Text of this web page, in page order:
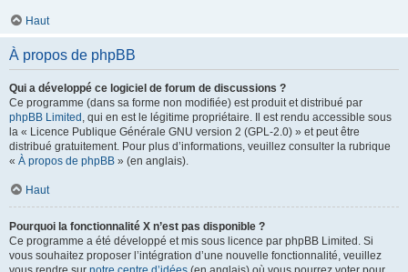
Haut
À propos de phpBB
Qui a développé ce logiciel de forum de discussions ?
Ce programme (dans sa forme non modifiée) est produit et distribué par
phpBB Limited , qui en est le légitime propriétaire. Il est rendu accessible sous
la « Licence Publique Générale GNU version 2 (GPL-2.0) » et peut être
distribué gratuitement. Pour plus d’informations, veuillez consulter la rubrique
« À propos de phpBB » (en anglais).
Haut
Pourquoi la fonctionnalité X n’est pas disponible ?
Ce programme a été développé et mis sous licence par phpBB Limited. Si
vous souhaitez proposer l’intégration d’une nouvelle fonctionnalité, veuillez